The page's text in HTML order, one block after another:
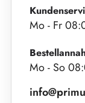
Mo - Fr
Mo - So